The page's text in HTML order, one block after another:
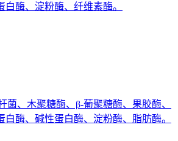
白酶、淀粉酶、纤维素酶。
菌、木聚糖酶、β-葡聚糖酶、果胶酶、
白酶、碱性蛋白酶、淀粉酶、脂肪酶。